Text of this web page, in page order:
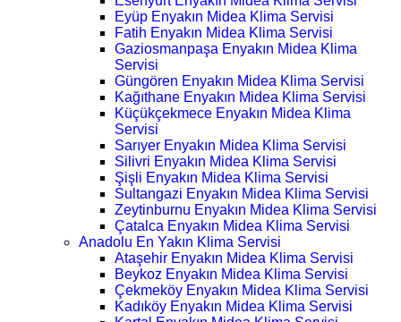
Eyüp Enyakın Midea Klima Servisi
Fatih Enyakın Midea Klima Servisi
Gaziosmanpaşa Enyakın Midea Klima
Servisi
Güngören Enyakın Midea Klima Servisi
Kağıthane Enyakın Midea Klima Servisi
Küçükçekmece Enyakın Midea Klima
Servisi
Sarıyer Enyakın Midea Klima Servisi
Silivri Enyakın Midea Klima Servisi
Şişli Enyakın Midea Klima Servisi
Sultangazi Enyakın Midea Klima Servisi
Zeytinburnu Enyakın Midea Klima Servisi
Çatalca Enyakın Midea Klima Servisi
Anadolu En Yakın Klima Servisi
Ataşehir Enyakın Midea Klima Servisi
Beykoz Enyakın Midea Klima Servisi
Çekmeköy Enyakın Midea Klima Servisi
Kadıköy Enyakın Midea Klima Servisi